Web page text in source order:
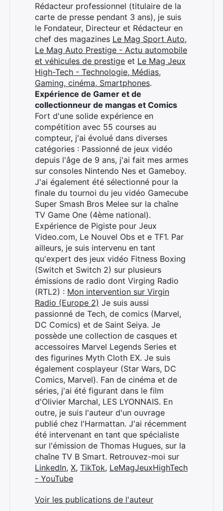
Rédacteur professionnel (titulaire de la
carte de presse pendant 3 ans), je suis
le Fondateur, Directeur et Rédacteur en
chef des magazines Le Mag Sport Auto,
Le Mag Auto Prestige - Actu automobile
et véhicules de prestige et Le Mag Jeux
High-Tech - Technologie, Médias,
Gaming, cinéma, Smartphones.
Expérience de Gamer et de
collectionneur de mangas et Comics
Fort d'une solide expérience en
compétition avec 55 courses au
compteur, j'ai évolué dans diverses
catégories : Passionné de jeux vidéo
depuis l'âge de 9 ans, j'ai fait mes armes
sur consoles Nintendo Nes et Gameboy.
J'ai également été sélectionné pour la
finale du tournoi du jeu vidéo Gamecube
Super Smash Bros Melee sur la chaîne
TV Game One (4ème national).
Expérience de Pigiste pour Jeux
Video.com, Le Nouvel Obs et e TF1. Par
ailleurs, je suis intervenu en tant
qu'expert des jeux vidéo Fitness Boxing
(Switch et Switch 2) sur plusieurs
émissions de radio dont Virging Radio
(RTL2) : Mon intervention sur Virgin
Radio (Europe 2) Je suis aussi
passionné de Tech, de comics (Marvel,
DC Comics) et de Saint Seiya. Je
possède une collection de casques et
accessoires Marvel Legends Series et
des figurines Myth Cloth EX. Je suis
également cosplayeur (Star Wars, DC
Comics, Marvel). Fan de cinéma et de
séries, j'ai été figurant dans le film
d'Olivier Marchal, LES LYONNAIS. En
outre, je suis l'auteur d'un ouvrage
publié chez l'Harmattan. J'ai récemment
été intervenant en tant que spécialiste
sur l'émission de Thomas Hugues, sur la
chaîne TV B Smart. Retrouvez-moi sur
LinkedIn, X, TikTok, LeMagJeuxHighTech
- YouTube
Voir les publications de l'auteur